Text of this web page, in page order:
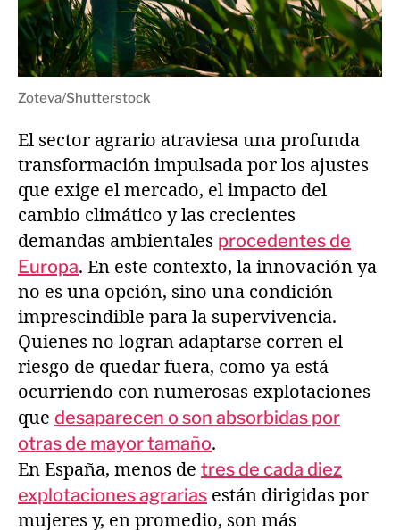
Zoteva/Shutterstock
El sector agrario atraviesa una profunda
transformación impulsada por los ajustes
que exige el mercado, el impacto del
cambio climático y las crecientes
demandas ambientales procedentes de
Europa. En este contexto, la innovación ya
no es una opción, sino una condición
imprescindible para la supervivencia.
Quienes no logran adaptarse corren el
riesgo de quedar fuera, como ya está
ocurriendo con numerosas explotaciones
que desaparecen o son absorbidas por
otras de mayor tamaño.
En España, menos de tres de cada diez
explotaciones agrarias están dirigidas por
mujeres y, en promedio, son más